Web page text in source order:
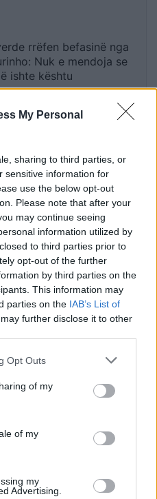
My Personal
sharing to third parties, or
sensitive information for
use the below opt-out
Please note that after your
may continue seeing
information utilized by
to third parties prior to
opt-out of the further
by third parties on the
This information may
parties on the IAB’s List of
further disclose it to other
Opt Outs
of my
of my
my
Advertising.
rrëfen befasinë nga
Nuk e mendoja se
ishte kështu
flakët u përhapën drejt
| Esim for Spain|Esim